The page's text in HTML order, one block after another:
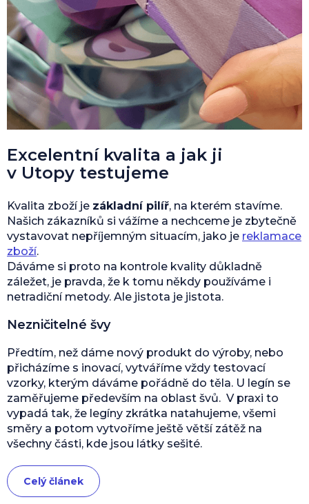
Excelentní kvalita a jak ji
v Utopy testujeme
Kvalita zboží je základní pilíř, na kterém stavíme.
Našich zákazníků si vážíme a nechceme je zbytečně
vystavovat nepříjemným situacím, jako je reklamace
zboží.
Dáváme si proto na kontrole kvality důkladně
záležet, je pravda, že k tomu někdy používáme i
netradiční metody. Ale jistota je jistota.
Nezničitelné švy
Předtím, než dáme nový produkt do výroby, nebo
přicházíme s inovací, vytváříme vždy testovací
vzorky, kterým dáváme pořádně do těla. U legín se
zaměřujeme především na oblast švů. V praxi to
vypadá tak, že legíny zkrátka natahujeme, všemi
směry a potom vytvoříme ještě větší zátěž na
všechny části, kde jsou látky sešité.
Celý článek